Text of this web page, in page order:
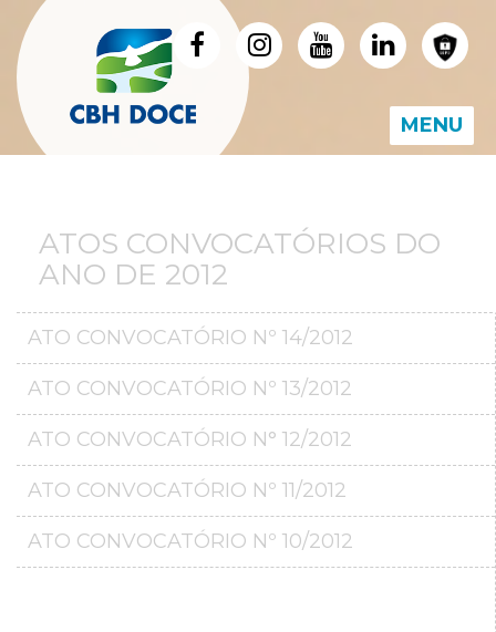
MENU
ATOS CONVOCATÓRIOS DO
ANO DE 2012
ATO CONVOCATÓRIO Nº 14/2012
ATO CONVOCATÓRIO Nº 13/2012
ATO CONVOCATÓRIO N° 12/2012
ATO CONVOCATÓRIO Nº 11/2012
ATO CONVOCATÓRIO Nº 10/2012